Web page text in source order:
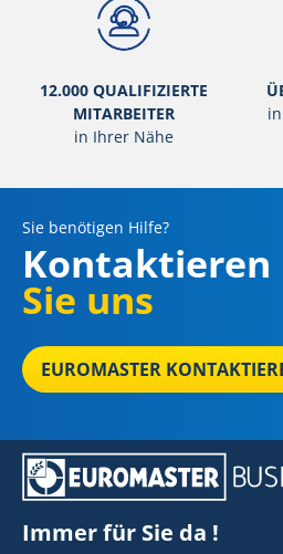
12.000 QUALIFIZIERTE
MITARBEITER
in Ihrer Nähe
Sie benötigen Hilfe?
Kontaktieren
Sie uns
EUROMASTER
Immer für Sie da !